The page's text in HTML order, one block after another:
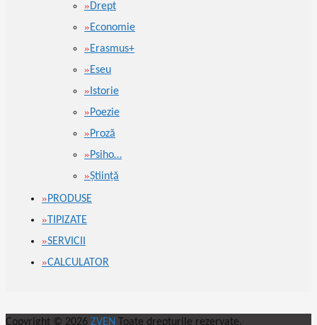
Drept
Economie
Erasmus+
Eseu
Istorie
Poezie
Proză
Psiho…
Ştiinţă
PRODUSE
TIPIZATE
SERVICII
CALCULATOR
Copyright © 2026 ZVEN Toate drepturile rezervate.